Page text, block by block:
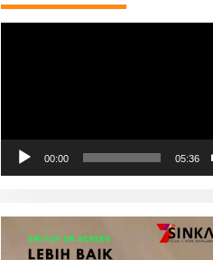
00:00 05:36